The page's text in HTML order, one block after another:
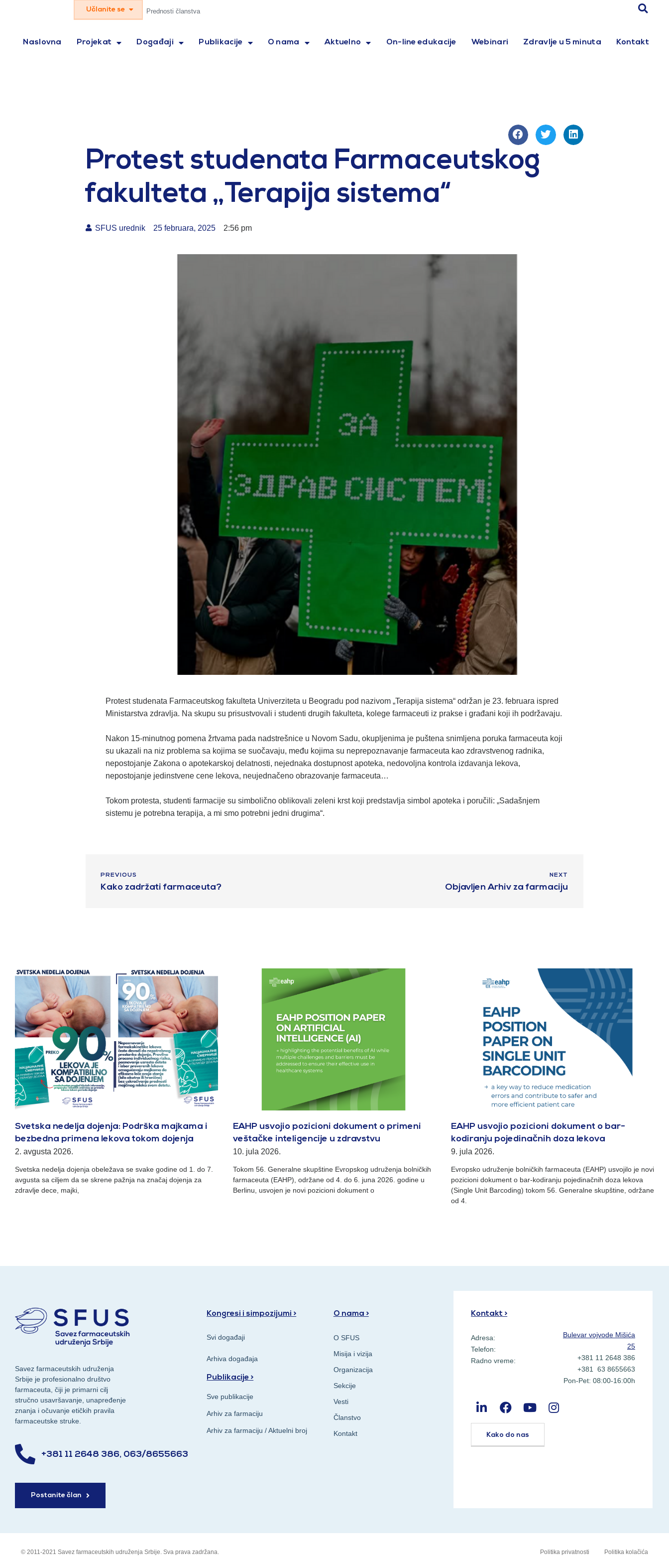
Učlanite se Prednosti članstva
Naslovna Projekat Događaji Publikacije O nama Aktuelno On-line edukacije Webinari Zdravlje u 5 minuta Kontakt
Protest studenata Farmaceutskog
fakulteta „Terapija sistema“
SFUS urednik 25 februara, 2025 2:56 pm
Protest studenata Farmaceutskog fakulteta Univerziteta u Beogradu pod nazivom „Terapija sistema“ održan je 23. februara ispred
Ministarstva zdravlja. Na skupu su prisustvovali i studenti drugih fakulteta, kolege farmaceuti iz prakse i građani koji ih podržavaju.
Nakon 15-minutnog pomena žrtvama pada nadstrešnice u Novom Sadu, okupljenima je puštena snimljena poruka farmaceuta koji
su ukazali na niz problema sa kojima se suočavaju, među kojima su neprepoznavanje farmaceuta kao zdravstvenog radnika,
nepostojanje Zakona o apotekarskoj delatnosti, nejednaka dostupnost apoteka, nedovoljna kontrola izdavanja lekova,
nepostojanje jedinstvene cene lekova, neujednačeno obrazovanje farmaceuta…
Tokom protesta, studenti farmacije su simbolično oblikovali zeleni krst koji predstavlja simbol apoteka i poručili: „Sadašnjem
sistemu je potrebna terapija, a mi smo potrebni jedni drugima“.
PREVIOUS
Kako zadržati farmaceuta?
NEXT
Objavljen Arhiv za farmaciju
Svetska nedelja dojenja: Podrška majkama i
bezbedna primena lekova tokom dojenja
2. avgusta 2026.
Svetska nedelja dojenja obeležava se svake godine od 1. do 7.
avgusta sa ciljem da se skrene pažnja na značaj dojenja za
zdravlje dece, majki,
EAHP usvojio pozicioni dokument o primeni
veštačke inteligencije u zdravstvu
10. jula 2026.
Tokom 56. Generalne skupštine Evropskog udruženja bolničkih
farmaceuta (EAHP), održane od 4. do 6. juna 2026. godine u
Berlinu, usvojen je novi pozicioni dokument o
EAHP usvojio pozicioni dokument o bar-
kodiranju pojedinačnih doza lekova
9. jula 2026.
Evropsko udruženje bolničkih farmaceuta (EAHP) usvojilo je novi
pozicioni dokument o bar-kodiranju pojedinačnih doza lekova
(Single Unit Barcoding) tokom 56. Generalne skupštine, održane
od 4.
Savez farmaceutskih udruženja
Srbije je profesionalno društvo
farmaceuta, čiji je primarni cilj
stručno usavršavanje, unapređenje
znanja i očuvanje etičkih pravila
farmaceutske struke.
+381 11 2648 386, 063/8655663
Postanite član
Kongresi i simpozijumi >
Svi događaji
Arhiva događaja
Publikacije >
Sve publikacije
Arhiv za farmaciju
Arhiv za farmaciju / Aktuelni broj
O nama >
O SFUS
Misija i vizija
Organizacija
Sekcije
Vesti
Članstvo
Kontakt
Kontakt >
Adresa:
Telefon:
Radno vreme:
Bulevar vojvode Mišića
25
+381 11 2648 386
+381 63 8655663
Pon-Pet: 08:00-16:00h
Kako do nas
© 2011-2021 Savez farmaceutskih udruženja Srbije. Sva prava zadržana. Politika privatnosti Politika kolačića